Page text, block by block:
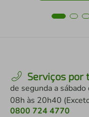
Serviços por
de segunda a sábado
08h às 20h40
0800 724 4770